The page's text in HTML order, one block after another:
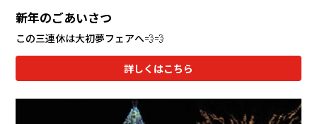
新年のごあいさつ
この三連休は大初夢フェアへ💨💨
詳しくはこちら